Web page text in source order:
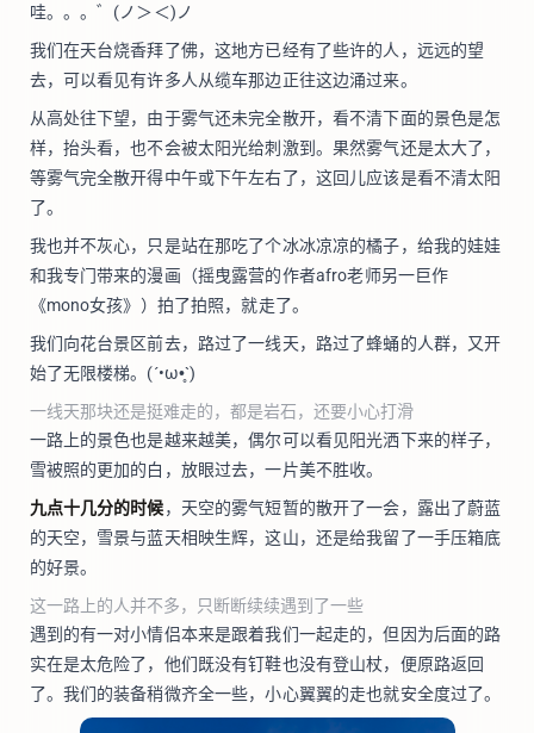
哇。。。゛(ノ＞＜)ノ
我们在天台烧香拜了佛，这地方已经有了些许的人，远远的望
去，可以看见有许多人从缆车那边正往这边涌过来。
从高处往下望，由于雾气还未完全散开，看不清下面的景色是怎
样，抬头看，也不会被太阳光给刺激到。果然雾气还是太大了，
等雾气完全散开得中午或下午左右了，这回儿应该是看不清太阳
了。
我也并不灰心，只是站在那吃了个冰冰凉凉的橘子，给我的娃娃
和我专门带来的漫画（摇曳露营的作者afro老师另一巨作
《mono女孩》）拍了拍照，就走了。
我们向花台景区前去，路过了一线天，路过了蜂蛹的人群，又开
始了无限楼梯。(´•ω•̥`)
一线天那块还是挺难走的，都是岩石，还要小心打滑
一路上的景色也是越来越美，偶尔可以看见阳光洒下来的样子，
雪被照的更加的白，放眼过去，一片美不胜收。
九点十几分的时候，天空的雾气短暂的散开了一会，露出了蔚蓝
的天空，雪景与蓝天相映生辉，这山，还是给我留了一手压箱底
的好景。
这一路上的人并不多，只断断续续遇到了一些
遇到的有一对小情侣本来是跟着我们一起走的，但因为后面的路
实在是太危险了，他们既没有钉鞋也没有登山杖，便原路返回
了。我们的装备稍微齐全一些，小心翼翼的走也就安全度过了。